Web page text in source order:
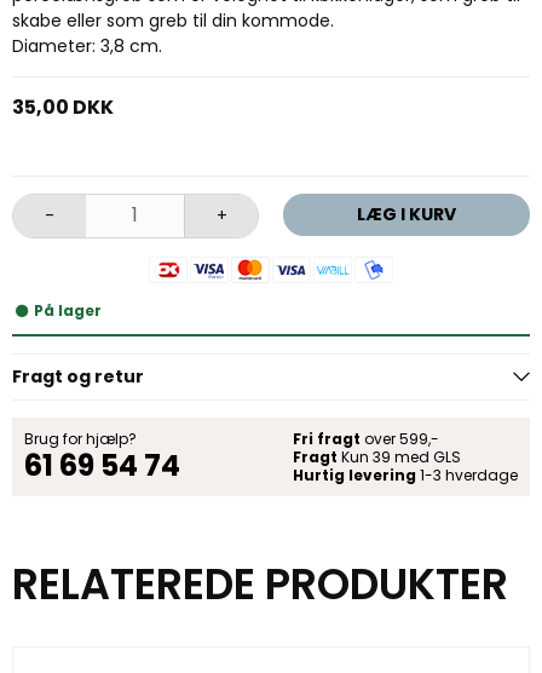
skabe eller som greb til din kommode.
Diameter: 3,8 cm.
35,00 DKK
- + LÆG I KURV
På lager
Fragt og retur
Brug for hjælp?
61 69 54 74
Fri fragt over 599,-
Fragt Kun 39 med GLS
Hurtig levering 1-3 hverdage
RELATEREDE PRODUKTER